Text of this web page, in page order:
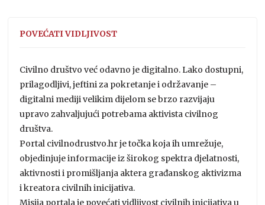
POVEĆATI VIDLJIVOST
Civilno društvo već odavno je digitalno. Lako dostupni,
prilagodljivi, jeftini za pokretanje i održavanje –
digitalni mediji velikim dijelom se brzo razvijaju
upravo zahvaljujući potrebama aktivista civilnog
društva.
Portal civilnodrustvo.hr je točka koja ih umrežuje,
objedinjuje informacije iz širokog spektra djelatnosti,
aktivnosti i promišljanja aktera građanskog aktivizma
i kreatora civilnih inicijativa.
Misija portala je povećati vidljivost civilnih inicijativa u